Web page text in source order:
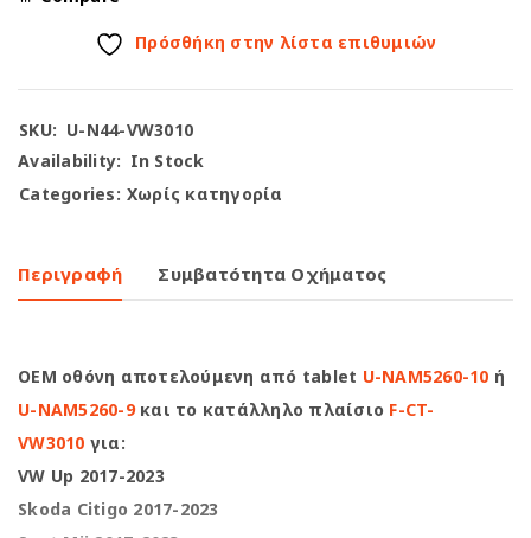
Πρόσθήκη στην λίστα επιθυμιών
SKU: U-N44-VW3010
Availability: In Stock
Categories: Χωρίς κατηγορία
Περιγραφή Συμβατότητα Οχήματος
OEM οθόνη αποτελούμενη από tablet U-NAM5260-10 ή
U-NAM5260-9και το κατάλληλο πλαίσιο F-CT-
VW3010 για:
VW Up 2017-2023
Skoda Citigo 2017-2023